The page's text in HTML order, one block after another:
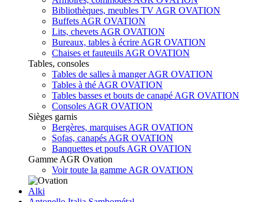
Bibliothèques, meubles TV AGR OVATION
Buffets AGR OVATION
Lits, chevets AGR OVATION
Bureaux, tables à écrire AGR OVATION
Chaises et fauteuils AGR OVATION
Tables, consoles
Tables de salles à manger AGR OVATION
Tables à thé AGR OVATION
Tables basses et bouts de canapé AGR OVATION
Consoles AGR OVATION
Sièges garnis
Bergères, marquises AGR OVATION
Sofas, canapés AGR OVATION
Banquettes et poufs AGR OVATION
Gamme AGR Ovation
Voir toute la gamme AGR OVATION
Alki